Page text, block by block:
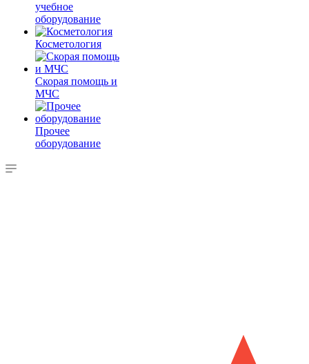
учебное
оборудование
Косметология
Скорая помощь и
МЧС
Прочее
оборудование